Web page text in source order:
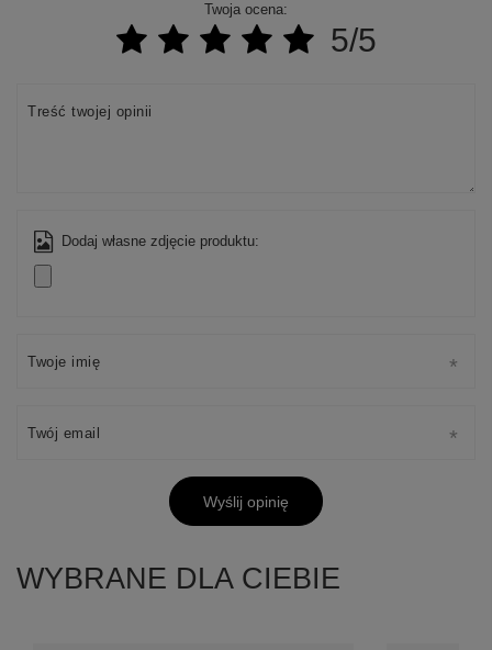
Twoja ocena:
5/5
Treść twojej opinii
Dodaj własne zdjęcie produktu:
Twoje imię
Twój email
Wyślij opinię
WYBRANE DLA CIEBIE